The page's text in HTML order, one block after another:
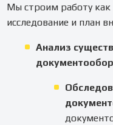
Мы строим работу
исследование и план
Анализ